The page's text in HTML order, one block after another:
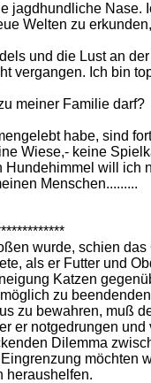
jagdhundliche Nase.
Welten zu
und die Lust an
vergangen. Ich bin
meiner Familie darf?
habe, sind
Wiese,- keine
will ich
Menschen.........
wurde, schien
als er Futter und
Katzen
zu
zu bewahren, muß
er notgedrungen
Dilemma
möchten
heraushelfen.